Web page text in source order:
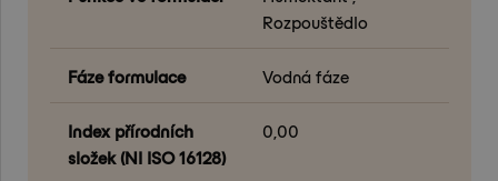
Rozpouštědlo
Fáze formulace Vodná fáze
Index přírodních
složek (NI ISO 16128)
0,00